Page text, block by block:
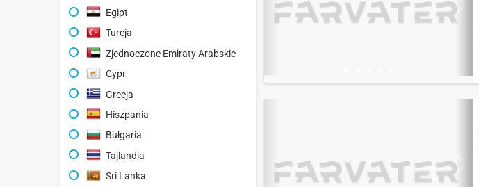
Egipt
Turcja
Zjednoczone Emiraty Arabskie
Cypr
Grecja
Hiszpania
Bułgaria
Tajlandia
Sri Lanka